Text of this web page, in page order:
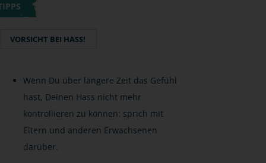
VORSICHT BEI HASS!
Wenn Du über längere Zeit das Gefühl
hast, Deinen Hass nicht mehr
kontrollieren zu können: sprich mit
Eltern und anderen Erwachsenen
darüber.